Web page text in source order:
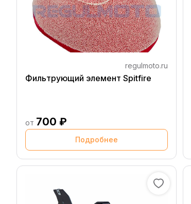
regulmoto.ru
Фильтрующий элемент Spitfire
от 700 ₽
Подробнее